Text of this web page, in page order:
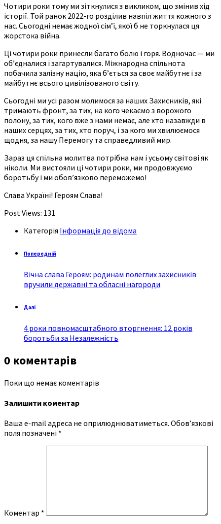
Чотири роки тому ми зіткнулися з викликом, що змінив хід
історії. Той ранок 2022-го розділив навпіл життя кожного з
нас. Сьогодні немає жодної сім’ї, якої б не торкнулася ця
жорстока війна.
Ці чотири роки принесли багато болю і горя. Водночас — ми
об’єдналися і загартувалися. Міжнародна спільнота
побачила залізну націю, яка б’ється за своє майбутнє і за
майбутнє всього цивілізованого світу.
Сьогодні ми усі разом молимося за наших Захисників, які
тримають фронт, за тих, на кого чекаємо з ворожого
полону, за тих, кого вже з нами немає, але хто назавжди в
наших серцях, за тих, хто поруч, і за кого ми хвилюємося
щодня, за нашу Перемогу та справедливий мир.
Зараз ця спільна молитва потрібна нам і усьому світові як
ніколи. Ми вистояли ці чотири роки, ми продовжуємо
боротьбу і ми обов’язково переможемо!
Слава Україні! Героям Слава!
Post Views: 131
Категорія Інформація до відома
Попередній
Вічна слава Героям: родинам полеглих захисників
вручили державні та обласні нагороди
Далі
4 роки повномасштабного вторгнення: 12 років
боротьби за Незалежність
0 коментарів
Поки що немає коментарів
Залишити коментар
Ваша e-mail адреса не оприлюднюватиметься. Обов’язкові
поля позначені *
Коментар *